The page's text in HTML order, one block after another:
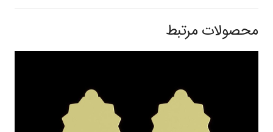
محصولات مرتبط